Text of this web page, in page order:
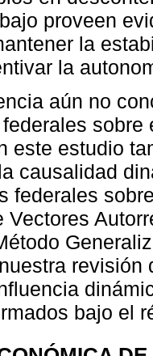
proveen
la
la
aún no
este estudio
causalidad
federales
Vectores
bajo el